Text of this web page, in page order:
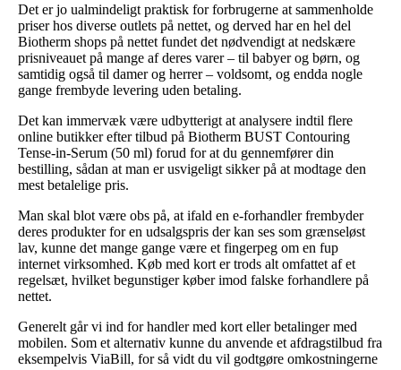
Det er jo ualmindeligt praktisk for forbrugerne at sammenholde
priser hos diverse outlets på nettet, og derved har en hel del
Biotherm shops på nettet fundet det nødvendigt at nedskære
prisniveauet på mange af deres varer – til babyer og børn, og
samtidig også til damer og herrer – voldsomt, og endda nogle
gange frembyde levering uden betaling.
Det kan immervæk være udbytterigt at analysere indtil flere
online butikker efter tilbud på Biotherm BUST Contouring
Tense-in-Serum (50 ml) forud for at du gennemfører din
bestilling, sådan at man er usvigeligt sikker på at modtage den
mest betalelige pris.
Man skal blot være obs på, at ifald en e-forhandler frembyder
deres produkter for en udsalgspris der kan ses som grænseløst
lav, kunne det mange gange være et fingerpeg om en fup
internet virksomhed. Køb med kort er trods alt omfattet af et
regelsæt, hvilket begunstiger køber imod falske forhandlere på
nettet.
Generelt går vi ind for handler med kort eller betalinger med
mobilen. Som et alternativ kunne du anvende et afdragstilbud fra
eksempelvis ViaBill, for så vidt du vil godtgøre omkostningerne